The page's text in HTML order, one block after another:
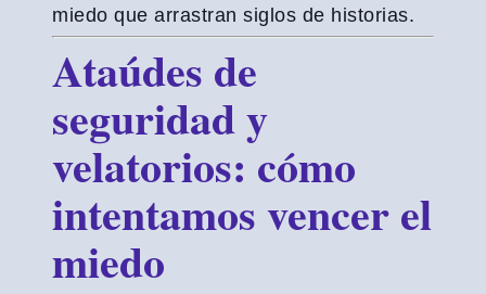
miedo que arrastran siglos de historias.
Ataúdes de
seguridad y
velatorios: cómo
intentamos vencer el
miedo